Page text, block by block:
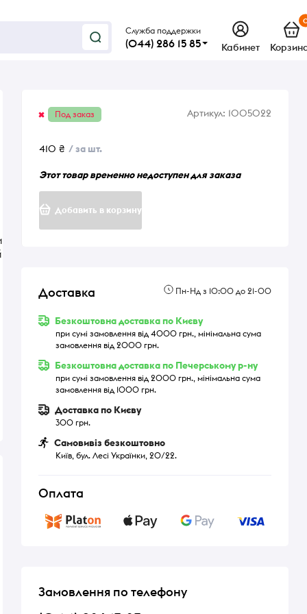
Служба поддержки
(044) 286 15 85 Кабинет
Под заказ Артикул: 1005022
410 ₴ / за шт.
Этот товар временно недоступен для заказа
Добавить в корзину
Доставка Пн-Нд з 10:00 до 21-00
Безкоштовна доставка по Києву
при сумі замовлення від 4000 грн., мінімальна сума
замовлення від 2000 грн.
Безкоштовна доставка по Печерському р-ну
при сумі замовлення від 2000 грн., мінімальна сума
замовлення від 1000 грн.
Доставка по Києву
300 грн.
Самовивіз безкоштовно
Київ, бул. Лесі Українки, 20/22.
Оплата
Замовлення по телефону